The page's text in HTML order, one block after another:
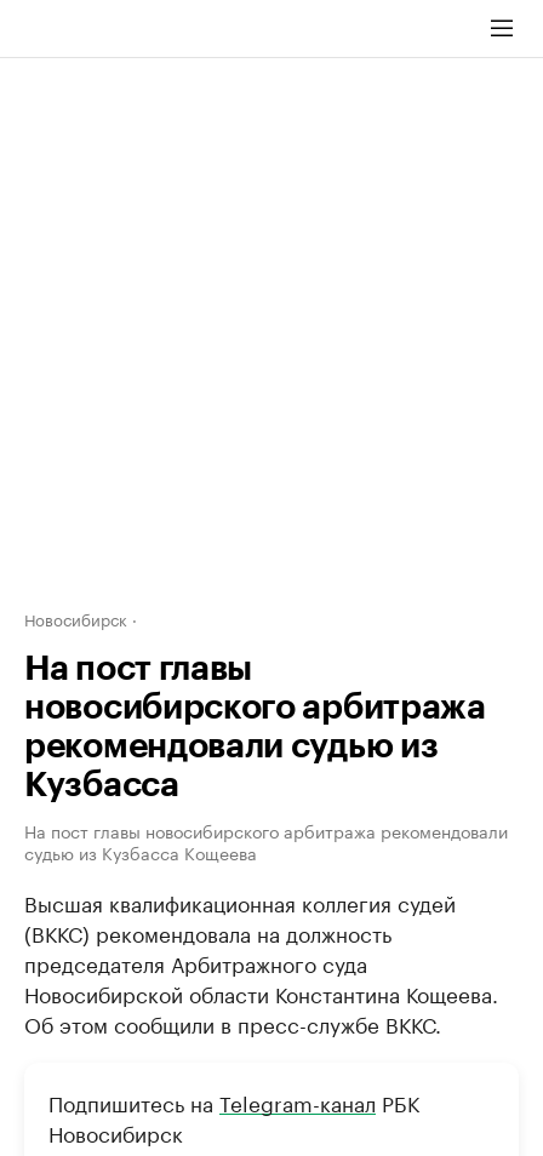
Новосибирск
На пост главы
новосибирского арбитража
рекомендовали судью из
Кузбасса
На пост главы новосибирского арбитража рекомендовали
судью из Кузбасса Кощеева
Высшая квалификационная коллегия судей
(ВККС) рекомендовала на должность
председателя Арбитражного суда
Новосибирской области Константина Кощеева.
Об этом сообщили в пресс-службе ВККС.
Подпишитесь на Telegram-канал РБК
Новосибирск